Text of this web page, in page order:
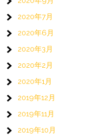
2020年7月
2020年6月
2020年3月
2020年2月
2020年1月
2019年12月
2019年11月
2019年10月